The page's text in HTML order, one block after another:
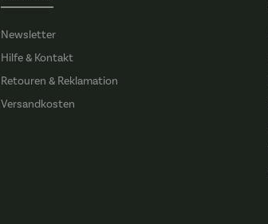
Newsletter
Hilfe & Kontakt
Retouren & Reklamation
Versandkosten